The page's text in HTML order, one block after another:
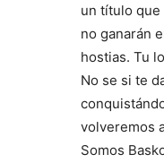
un título
no ganarán
hostias. Tu
No se si te
volveremos
Somos